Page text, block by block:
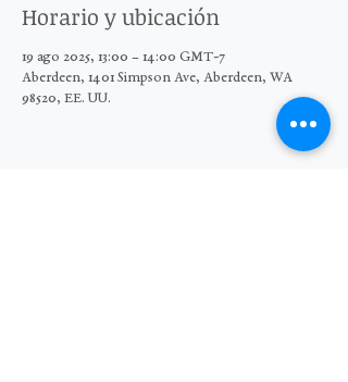
Horario y ubicación
19 ago 2025, 13:00 – 14:00 GMT-7
Aberdeen, 1401 Simpson Ave, Aberdeen, WA
98520, EE. UU.